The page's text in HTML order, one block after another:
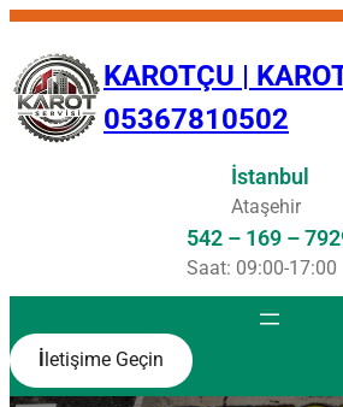
İçeriğe
KAROTÇU |
05367810502
İstanbul
Ataşehir
542 – 169 –
Saat: 09:00-17:00
letişime Geçin